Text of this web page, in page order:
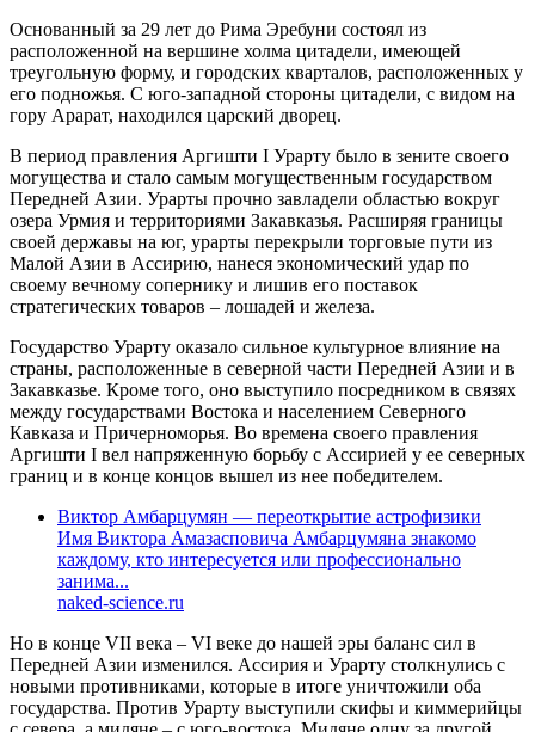
Основанный за 29 лет до Рима Эребуни состоял из
расположенной на вершине холма цитадели, имеющей
треугольную форму, и городских кварталов, расположенных у
его подножья. С юго-западной стороны цитадели, с видом на
гору Арарат, находился царский дворец.
В период правления Аргишти I Урарту было в зените своего
могущества и стало самым могущественным государством
Передней Азии. Урарты прочно завладели областью вокруг
озера Урмия и территориями Закавказья. Расширяя границы
своей державы на юг, урарты перекрыли торговые пути из
Малой Азии в Ассирию, нанеся экономический удар по
своему вечному сопернику и лишив его поставок
стратегических товаров – лошадей и железа.
Государство Урарту оказало сильное культурное влияние на
страны, расположенные в северной части Передней Азии и в
Закавказье. Кроме того, оно выступило посредником в связях
между государствами Востока и населением Северного
Кавказа и Причерноморья. Во времена своего правления
Аргишти I вел напряженную борьбу с Ассирией у ее северных
границ и в конце концов вышел из нее победителем.
Виктор Амбарцумян — переоткрытие астрофизики
Имя Виктора Амазасповича Амбарцумяна знакомо
каждому, кто интересуется или профессионально
занима...
naked-science.ru
Но в конце VII века – VI веке до нашей эры баланс сил в
Передней Азии изменился. Ассирия и Урарту столкнулись с
новыми противниками, которые в итоге уничтожили оба
государства. Против Урарту выступили скифы и киммерийцы